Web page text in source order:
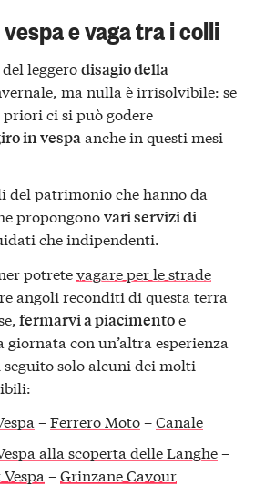
e vaga tra i colli
leggerodisagio della
ma nulla è irrisolvibile: se
ci si può godere
in vespaanche in questi mesi
del patrimonio che hanno da
propongonovari servizi di
che indipendenti.
potretevagare per le strade
angoli reconditi di questa terra
fermarvi a piacimentoe
giornata con un’altra esperienza
solo alcuni dei molti
–Ferrero Moto–Canale
alla scoperta delle Langhe–
–Grinzane Cavour